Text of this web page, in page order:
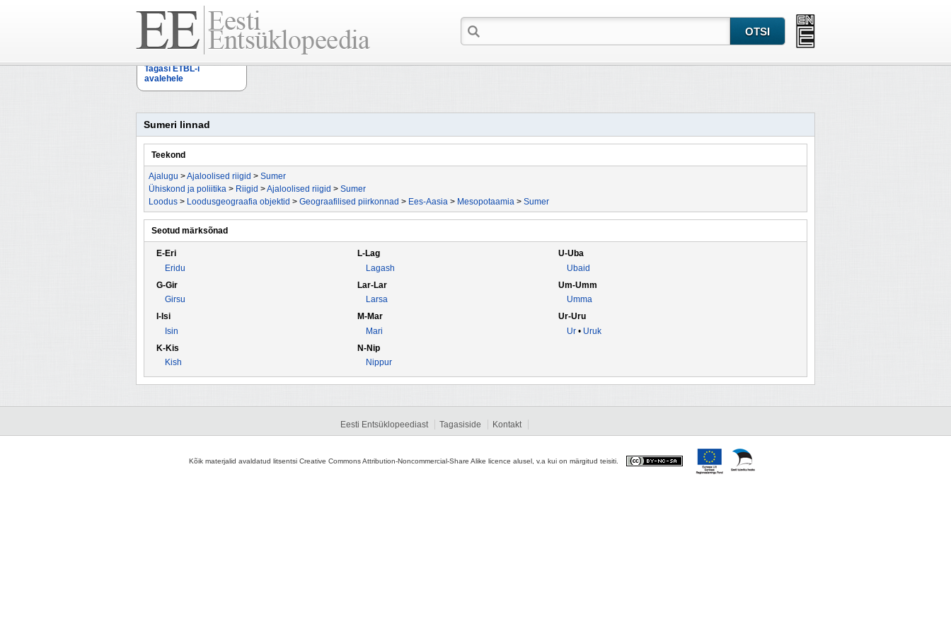
Tagasi ETBL-i
avalehele
Sumeri linnad
Teekond
Ajalugu >Ajaloolised riigid > Sumer
Ühiskond ja poliitika > Riigid >Ajaloolised riigid > Sumer
Loodus > Loodusgeograafia objektid > Geograafilised piirkonnad > Ees-Aasia > Mesopotaamia > Sumer
Seotud märksõnad
E-Eri
Eridu
G-Gir
Girsu
I-Isi
Isin
K-Kis
Kish
L-Lag
Lagash
Lar-Lar
Larsa
M-Mar
Mari
N-Nip
Nippur
U-Uba
Ubaid
Um-Umm
Umma
Ur-Uru
Ur • Uruk
Eesti Entsüklopeediast Tagasiside Kontakt
Kõik materjalid avaldatud litsentsi Creative Commons Attribution-Noncommercial-Share Alike licence alusel, v.a kui on märgitud teisiti.